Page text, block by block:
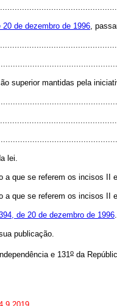
20 de dezembro de 1996,
superior mantidas pela
lei.
a que se referem os incisos II
a que se referem os incisos II
de 20 de dezembro de 1996.
publicação.
e 131o da